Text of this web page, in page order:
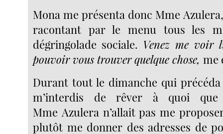
Mona me présenta donc Mme
racontant par le menu tous les
dégringolade sociale. Venez me voir
pouvoir vous trouver quelque chose,me
Durant tout le dimanche qui
m’interdis de rêver à quoi
Mme Azulera n’allait pas me
plutôt me donner des adresses de